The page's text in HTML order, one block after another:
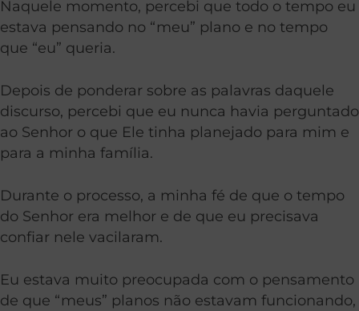
Naquele momento, percebi que todo o tempo eu
estava pensando no “meu” plano e no tempo
que “eu” queria.
Depois de ponderar sobre as palavras daquele
discurso, percebi que eu nunca havia perguntado
ao Senhor o que Ele tinha planejado para mim e
para a minha família.
Durante o processo, a minha fé de que o tempo
do Senhor era melhor e de que eu precisava
confiar nele vacilaram.
Eu estava muito preocupada com o pensamento
de que “meus” planos não estavam funcionando,